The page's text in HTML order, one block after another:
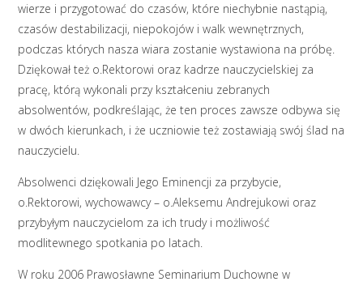
wierze i przygotować do czasów, które niechybnie nastąpią,
czasów destabilizacji, niepokojów i walk wewnętrznych,
podczas których nasza wiara zostanie wystawiona na próbę.
Dziękował też o.Rektorowi oraz kadrze nauczycielskiej za
pracę, którą wykonali przy kształceniu zebranych
absolwentów, podkreślając, że ten proces zawsze odbywa się
w dwóch kierunkach, i że uczniowie też zostawiają swój ślad na
nauczycielu.
Absolwenci dziękowali Jego Eminencji za przybycie,
o.Rektorowi, wychowawcy – o.Aleksemu Andrejukowi oraz
przybyłym nauczycielom za ich trudy i możliwość
modlitewnego spotkania po latach.
W roku 2006 Prawosławne Seminarium Duchowne w